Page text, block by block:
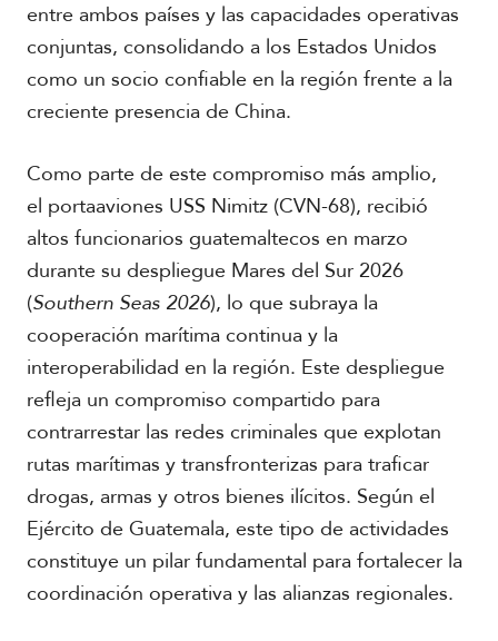
entre ambos países y las capacidades operativas
conjuntas, consolidando a los Estados Unidos
como un socio confiable en la región frente a la
creciente presencia de China.
Como parte de este compromiso más amplio,
el portaaviones USS Nimitz (CVN-68), recibió
altos funcionarios guatemaltecos en marzo
durante su despliegue Mares del Sur 2026
(Southern Seas 2026), lo que subraya la
cooperación marítima continua y la
interoperabilidad en la región. Este despliegue
refleja un compromiso compartido para
contrarrestar las redes criminales que explotan
rutas marítimas y transfronterizas para traficar
drogas, armas y otros bienes ilícitos. Según el
Ejército de Guatemala, este tipo de actividades
constituye un pilar fundamental para fortalecer la
coordinación operativa y las alianzas regionales.